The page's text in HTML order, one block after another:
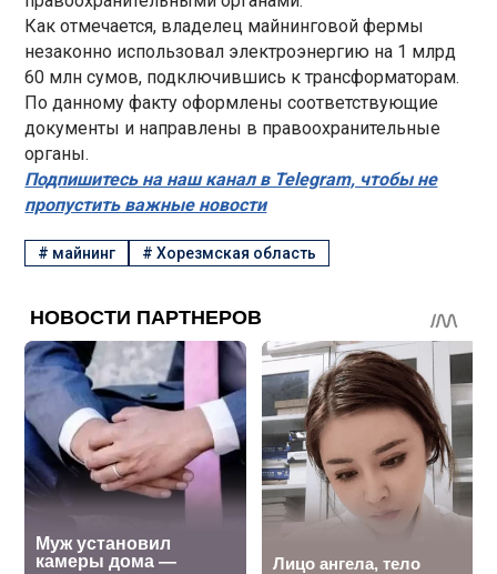
Как отмечается, владелец майнинговой фермы
незаконно использовал электроэнергию на 1 млрд
60 млн сумов, подключившись к трансформаторам.
По данному факту оформлены соответствующие
документы и направлены в правоохранительные
органы.
Подпишитесь на наш канал в Telegram, чтобы не
пропустить важные новости
# майнинг #Хорезмская область